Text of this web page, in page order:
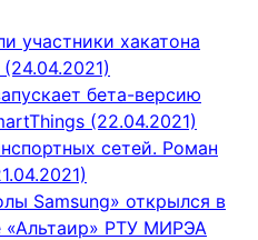
участники хакатона
бета-версию
(22.04.2021)
сетей. Роман
Samsung» открылся в
«Альтаир» РТУ МИРЭА